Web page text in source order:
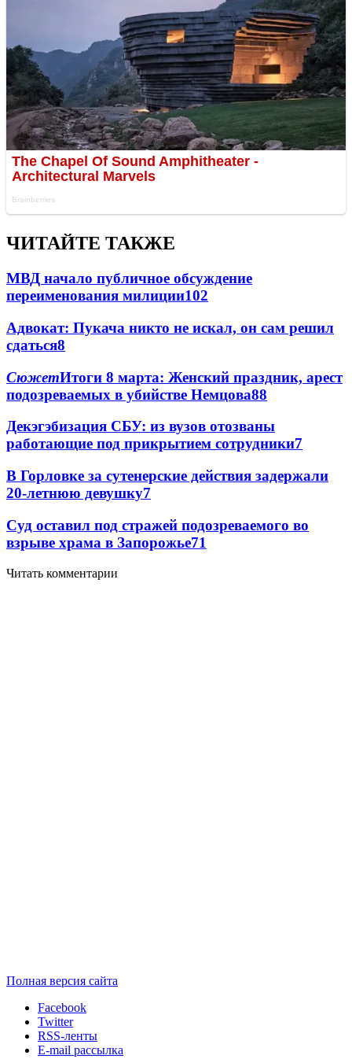
ЧИТАЙТЕ ТАКЖЕ
МВД начало публичное обсуждение
переименования милиции102
Адвокат: Пукача никто не искал, он сам решил
сдаться8
СюжетИтоги 8 марта: Женский праздник, арест
подозреваемых в убийстве Немцова88
Декэгэбизация СБУ: из вузов отозваны
работающие под прикрытием сотрудники7
В Горловке за сутенерские действия задержали
20-летнюю девушку7
Суд оставил под стражей подозреваемого во
взрыве храма в Запорожье71
Читать комментарии
Полная версия сайта
Facebook
Twitter
RSS-ленты
E-mail рассылка